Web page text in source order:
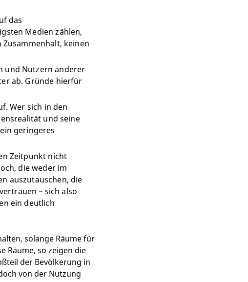
das
Medien zählen,
keinen
und Nutzern anderer
ab. Gründe hierfür
Wer sich in den
und seine
geringeres
Zeitpunkt nicht
die weder im
auszutauschen, die
– sich also
ein deutlich
solange Räume für
Räume, so zeigen die
der Bevölkerung in
von der Nutzung